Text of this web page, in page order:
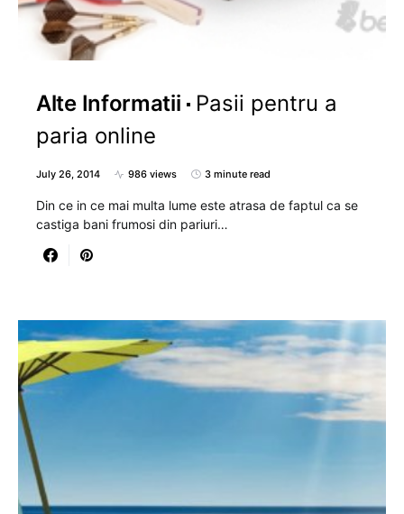
Alte Informatii
Pasii pentru a
paria online
July 26, 2014 986 views 3 minute read
Din ce in ce mai multa lume este atrasa de faptul ca se
castiga bani frumosi din pariuri…